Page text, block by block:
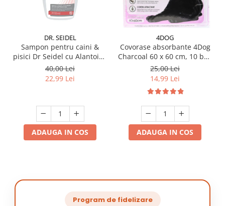
DR. SEIDEL
Sampon pentru caini &
pisici Dr Seidel cu Alantoina
220 ml
40,00 Lei
22,99 Lei
ADAUGA IN COS
4DOG
Covorase absorbante 4Dog
Charcoal 60 x 60 cm, 10 buc
/ pachet
25,00 Lei
14,99 Lei
ADAUGA IN COS
Program de fidelizare